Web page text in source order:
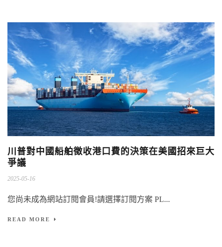
川普對中國船舶徵收港口費的決策在美國招來巨大
爭議
2025-05-16
您尚未成為網站訂閱會員!請選擇訂閱方案 PL...
READ MORE